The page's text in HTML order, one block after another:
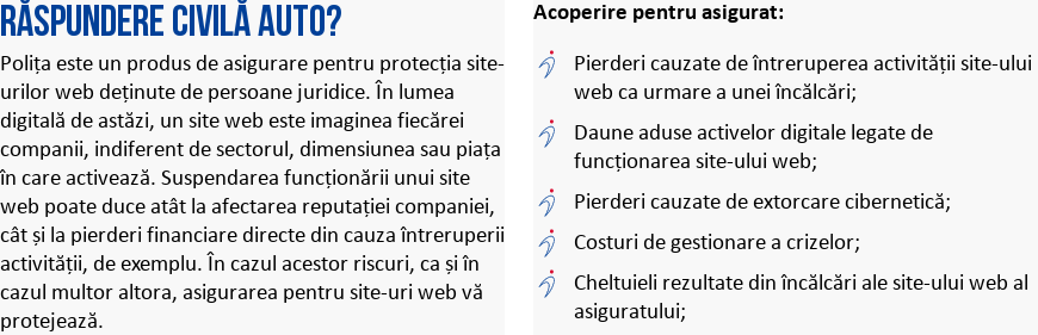
răspundere civilă auto?
Polița este un produs de asigurare pentru protecția site-
urilor web deținute de persoane juridice. În lumea
digitală de astăzi, un site web este imaginea fiecărei
companii, indiferent de sectorul, dimensiunea sau piața
în care activează. Suspendarea funcționării unui site
web poate duce atât la afectarea reputației companiei,
cât și la pierderi financiare directe din cauza întreruperii
activității, de exemplu. În cazul acestor riscuri, ca și în
cazul multor altora, asigurarea pentru site-uri web vă
protejează.
Acoperire pentru asigurat:
Pierderi cauzate de întreruperea activității site-ului
web ca urmare a unei încălcări;
Daune aduse activelor digitale legate de
funcționarea site-ului web;
Pierderi cauzate de extorcare cibernetică;
Costuri de gestionare a crizelor;
Cheltuieli rezultate din încălcări ale site-ului web al
asiguratului;